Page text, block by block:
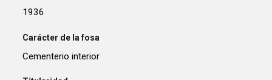
1936
Carácter de la fosa
Cementerio interior